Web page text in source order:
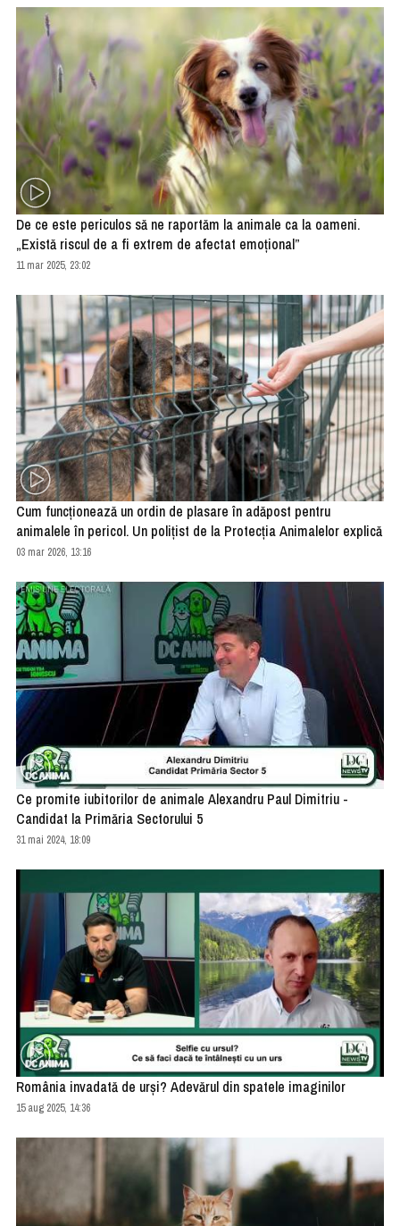
De ce este periculos să ne raportăm la animale ca la oameni.
„Există riscul de a fi extrem de afectat emoțional”
11 mar 2025, 23:02
Cum funcționează un ordin de plasare în adăpost pentru
animalele în pericol. Un polițist de la Protecția Animalelor explică
03 mar 2026, 13:16
Ce promite iubitorilor de animale Alexandru Paul Dimitriu -
Candidat la Primăria Sectorului 5
31 mai 2024, 18:09
România invadată de urși? Adevărul din spatele imaginilor
15 aug 2025, 14:36